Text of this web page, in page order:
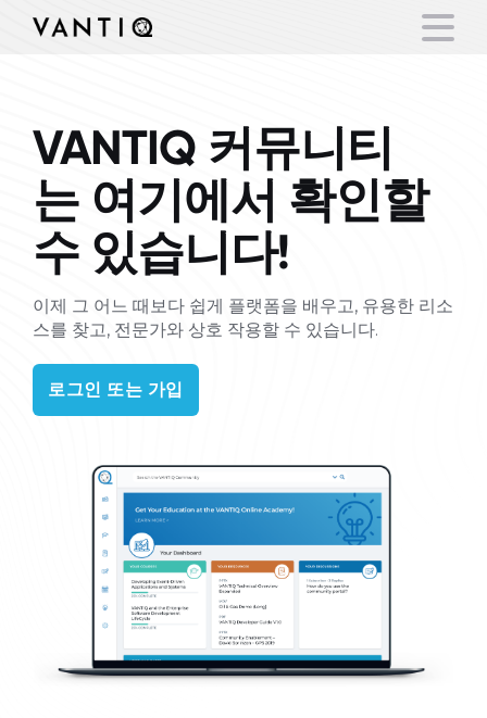
플랫폼
산업
파트너
회사
리소스
VANTIQ 커뮤니티
는 여기에서 확인할
수 있습니다!
이제 그 어느 때보다 쉽게 플랫폼을 배우고, 유용한 리소
스를 찾고, 전문가와 상호 작용할 수 있습니다.
로그인 또는 가입